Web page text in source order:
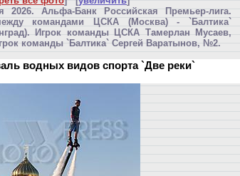
2026. Альфа-Банк Российская Премьер-лига.
командами ЦСКА (Москва) - `Балтика`
Игрок команды ЦСКА Тамерлан Мусаев,
команды `Балтика` Сергей Варатынов, №2.
водных видов спорта `Две реки`